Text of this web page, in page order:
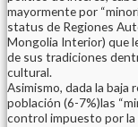
mayormente por
status de Regiones
Mongolia Interior) que
de sus tradiciones
cultural.
Asimismo, dada la baja
población (6-7%)las
control impuesto por la